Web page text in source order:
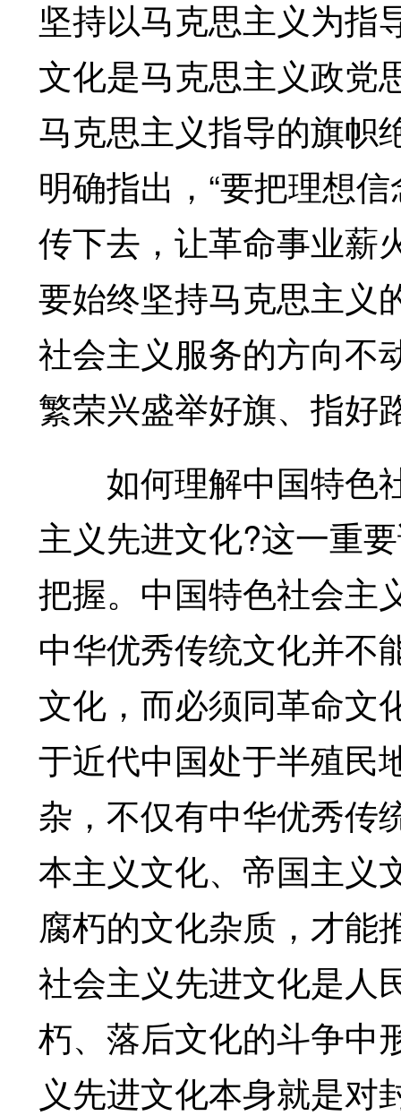
坚持以马克思主义为指
文化是马克思主义政党
马克思主义指导的旗帜
明确指出，“要把理想
传下去，让革命事业薪
要始终坚持马克思主义
社会主义服务的方向不
繁荣兴盛举好旗、指好
如何理解中国特色
主义先进文化?这一重
把握。中国特色社会主
中华优秀传统文化并不
文化，而必须同革命文
于近代中国处于半殖民
杂，不仅有中华优秀传
本主义文化、帝国主义
腐朽的文化杂质，才能
社会主义先进文化是人
朽、落后文化的斗争中
义先进文化本身就是对